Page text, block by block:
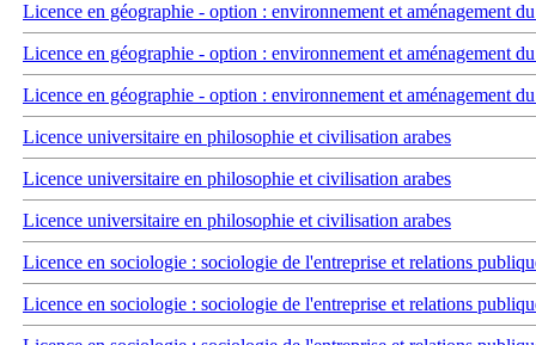
Licence en géographie - option : environnement et aménagement
Licence en géographie - option : environnement et aménagement
Licence en géographie - option : environnement et aménagement
Licence universitaire en philosophie et civilisation arabes
Licence universitaire en philosophie et civilisation arabes
Licence universitaire en philosophie et civilisation arabes
Licence en sociologie : sociologie de l'entreprise et relations
Licence en sociologie : sociologie de l'entreprise et relations